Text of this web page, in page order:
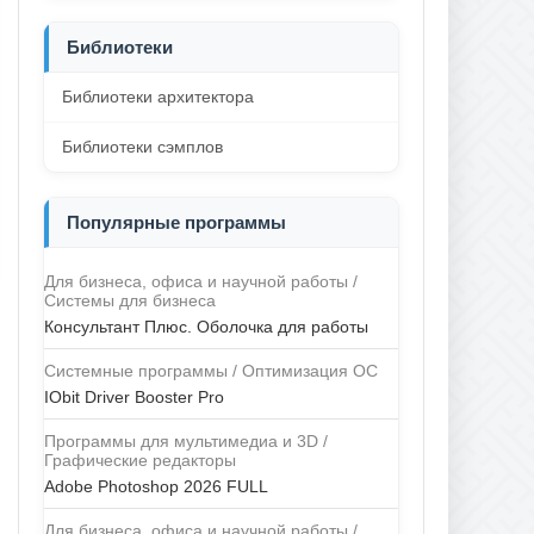
Библиотеки
Библиотеки архитектора
Библиотеки сэмплов
Популярные программы
Для бизнеса, офиса и научной работы /
Системы для бизнеса
Консультант Плюс. Оболочка для работы
Системные программы / Оптимизация ОС
IObit Driver Booster Pro
Программы для мультимедиа и 3D /
Графические редакторы
Adobe Photoshop 2026 FULL